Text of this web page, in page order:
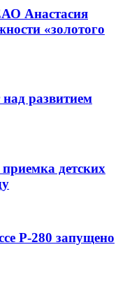
Анастасия
«золотого
развитием
детских
Р-280 запущено